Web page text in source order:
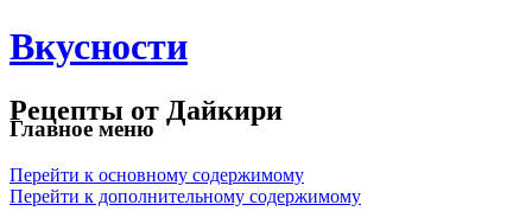
Вкусности
Рецепты от Дайкири
Главное меню
Перейти к основному содержимому
Перейти к дополнительному содержимому